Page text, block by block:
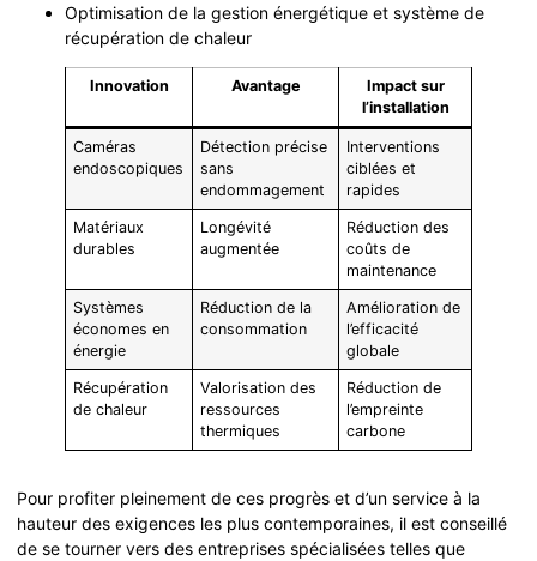
Optimisation de la gestion énergétique et système de
récupération de chaleur
Innovation Avantage
Impact sur
l’installation
Caméras
endoscopiques
Détection précise
sans
endommagement
Interventions
ciblées et
rapides
Matériaux
durables
Longévité
augmentée
Réduction des
coûts de
maintenance
Systèmes
économes en
énergie
Réduction de la
consommation
Amélioration de
l’efficacité
globale
Récupération
de chaleur
Valorisation des
ressources
thermiques
Réduction de
l’empreinte
carbone
Pour profiter pleinement de ces progrès et d’un service à la
hauteur des exigences les plus contemporaines, il est conseillé
de se tourner vers des entreprises spécialisées telles que